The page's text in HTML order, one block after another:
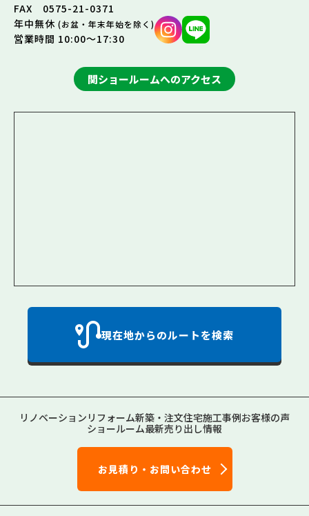
FAX 0575-21-0371
年中無休 (お盆・年末年始を除く)
営業時間 10:00～17:30
関ショールームへのアクセス
現在地からのルートを検索
リノベーション リフォーム新築・注文住宅施工事例お客様の声
ショールーム最新売り出し情報
お見積り・お問い合わせ